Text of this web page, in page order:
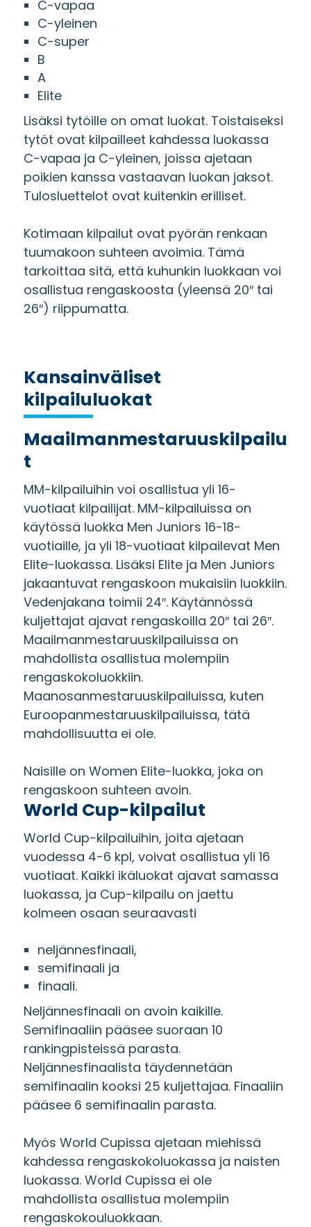
C-vapaa
C-yleinen
C-super
B
A
Elite
Lisäksi tytöille on omat luokat. Toistaiseksi
tytöt ovat kilpailleet kahdessa luokassa
C-vapaa ja C-yleinen, joissa ajetaan
poikien kanssa vastaavan luokan jaksot.
Tulosluettelot ovat kuitenkin erilliset.
Kotimaan kilpailut ovat pyörän renkaan
tuumakoon suhteen avoimia. Tämä
tarkoittaa sitä, että kuhunkin luokkaan voi
osallistua rengaskoosta (yleensä 20″ tai
26″) riippumatta.
Kansainväliset
kilpailuluokat
Maailmanmestaruuskilpailu
t
MM-kilpailuihin voi osallistua yli 16-
vuotiaat kilpailijat. MM-kilpailuissa on
käytössä luokka Men Juniors 16-18-
vuotiaille, ja yli 18-vuotiaat kilpailevat Men
Elite-luokassa. Lisäksi Elite ja Men Juniors
jakaantuvat rengaskoon mukaisiin luokkiin.
Vedenjakana toimii 24″. Käytännössä
kuljettajat ajavat rengaskoilla 20″ tai 26″.
Maailmanmestaruuskilpailuissa on
mahdollista osallistua molempiin
rengaskokoluokkiin.
Maanosanmestaruuskilpailuissa, kuten
Euroopanmestaruuskilpailuissa, tätä
mahdollisuutta ei ole.
Naisille on Women Elite-luokka, joka on
rengaskoon suhteen avoin.
World Cup-kilpailut
World Cup-kilpailuihin, joita ajetaan
vuodessa 4-6 kpl, voivat osallistua yli 16
vuotiaat. Kaikki ikäluokat ajavat samassa
luokassa, ja Cup-kilpailu on jaettu
kolmeen osaan seuraavasti
neljännesfinaali,
semifinaali ja
finaali.
Neljännesfinaali on avoin kaikille.
Semifinaaliin pääsee suoraan 10
rankingpisteissä parasta.
Neljännesfinaalista täydennetään
semifinaalin kooksi 25 kuljettajaa. Finaaliin
pääsee 6 semifinaalin parasta.
Myös World Cupissa ajetaan miehissä
kahdessa rengaskokoluokassa ja naisten
luokassa. World Cupissa ei ole
mahdollista osallistua molempiin
rengaskokouluokkaan.